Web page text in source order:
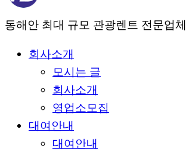
동해안 최대 규모 관광렌트 전문업체
회사소개
모시는 글
회사소개
영업소모집
대여안내
대여안내